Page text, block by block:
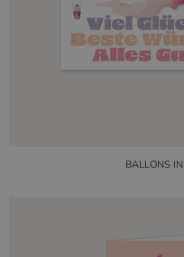
BALLONS